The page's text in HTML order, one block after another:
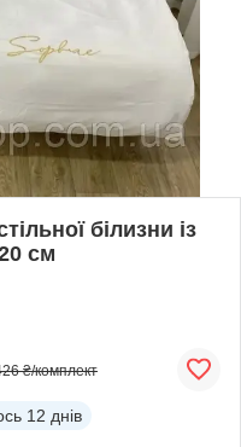
білизни із
см
₴/комплект
12 днів